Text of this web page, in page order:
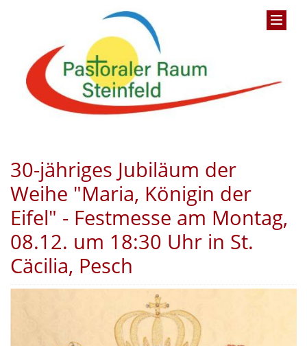
30-jähriges Jubiläum der
Weihe "Maria, Königin der
Eifel" - Festmesse am Montag,
08.12. um 18:30 Uhr in St.
Cäcilia, Pesch